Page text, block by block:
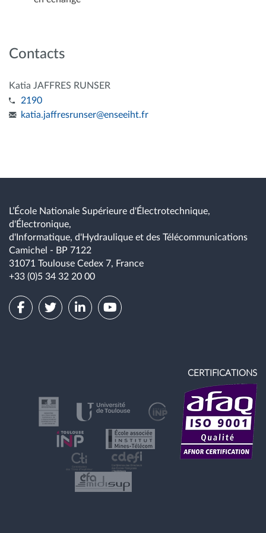
Contacts
Katia JAFFRES RUNSER
2190
katia.jaffresrunser@enseeiht.fr
L’École Nationale Supérieure d'Électrotechnique,
d'Électronique,
d'Informatique, d'Hydraulique et des Télécommunications
Camichel - BP 7122
31071 Toulouse Cedex 7, France
+33 (0)5 34 32 20 00
CERTIFICATIONS